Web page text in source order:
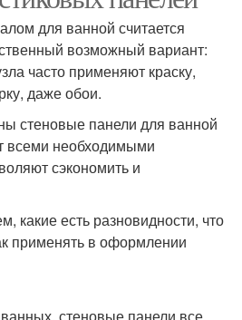
для ванной считается
возможный вариант:
часто применяют краску,
даже обои.
стеновые панели для ванной
всеми необходимыми
сэкономить и
какие есть разновидности, что
применять в оформлении
стеновые панели все